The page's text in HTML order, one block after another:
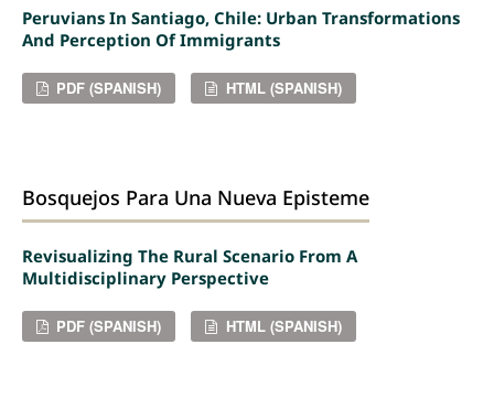
Peruvians In Santiago, Chile: Urban Transformations
And Perception Of Immigrants
PDF (SPANISH) HTML (SPANISH)
Bosquejos Para Una Nueva Episteme
Revisualizing The Rural Scenario From A
Multidisciplinary Perspective
PDF (SPANISH) HTML (SPANISH)